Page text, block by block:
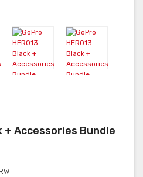
+ Accessories Bundle